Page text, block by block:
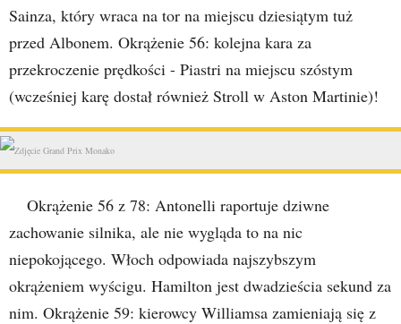
Sainza, który wraca na tor na miejscu dziesiątym tuż
przed Albonem. Okrążenie 56: kolejna kara za
przekroczenie prędkości - Piastri na miejscu szóstym
(wcześniej karę dostał również Stroll w Aston Martinie)!
Okrążenie 56 z 78: Antonelli raportuje dziwne
zachowanie silnika, ale nie wygląda to na nic
niepokojącego. Włoch odpowiada najszybszym
okrążeniem wyścigu. Hamilton jest dwadzieścia sekund za
nim. Okrążenie 59: kierowcy Williamsa zamieniają się z